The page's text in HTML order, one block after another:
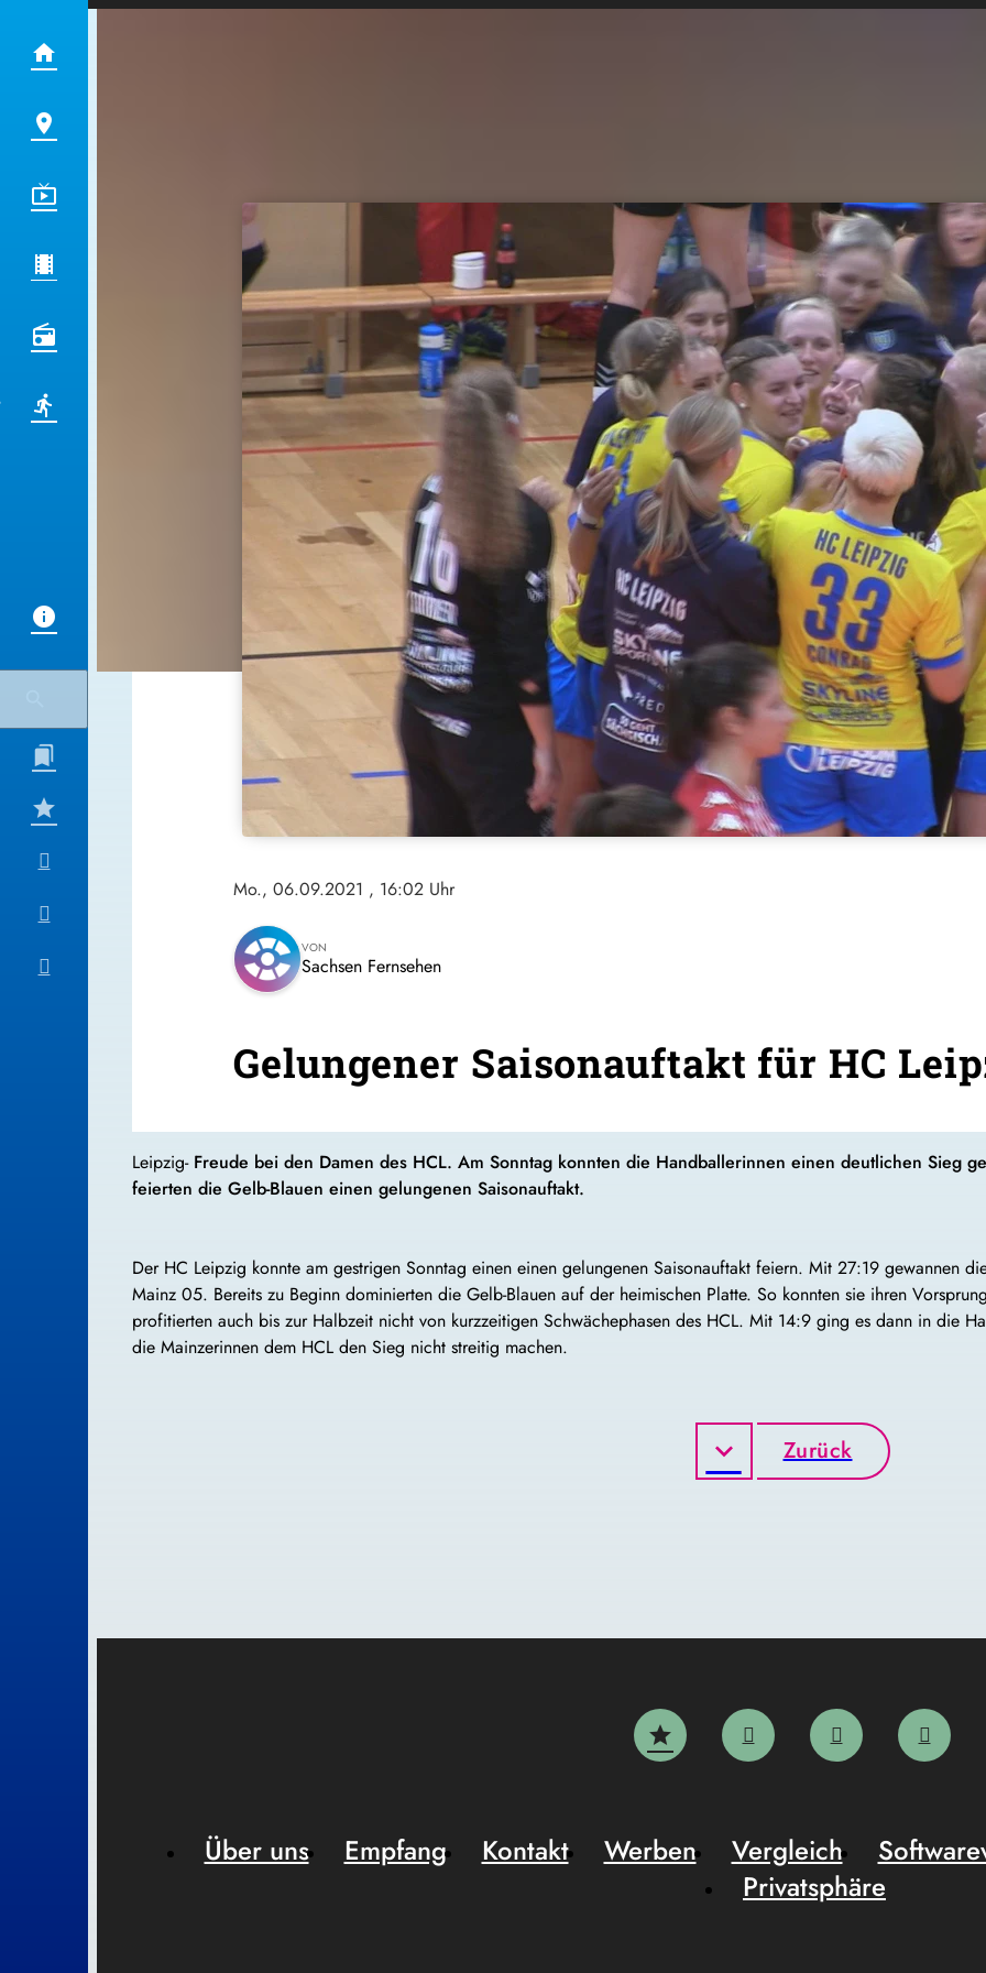
Mo., 06.09.2021 , 16:02 Uhr
VON
Sachsen Fernsehen
Gelungener Saisonauftakt für HC
Leipzig- Freude bei den Damen des HCL. Am Sonntag konnten die Handballerinnen einen deutlichen Sieg
feierten die Gelb-Blauen einen gelungenen Saisonauftakt.
Der HC Leipzig konnte am gestrigen Sonntag einen einen gelungenen Saisonauftakt feiern. Mit 27:19 gewannen
Mainz 05. Bereits zu Beginn dominierten die Gelb-Blauen auf der heimischen Platte. So konnten sie ihren
profitierten auch bis zur Halbzeit nicht von kurzzeitigen Schwächephasen des HCL. Mit 14:9 ging es dann in die
die Mainzerinnen dem HCL den Sieg nicht streitig machen.
Zurück
Über uns Empfang Kontakt Werben Vergleich
Privatsphäre